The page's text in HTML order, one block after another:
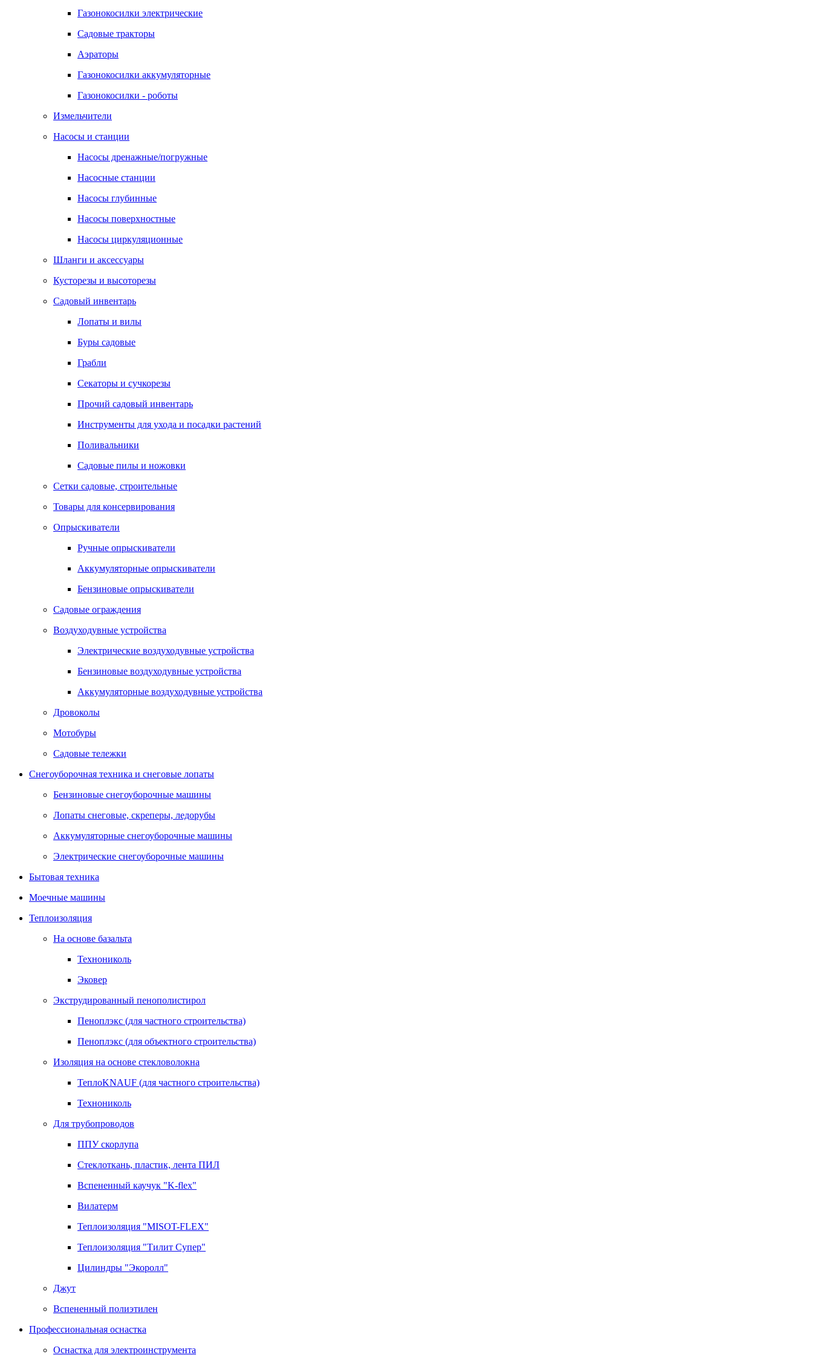
Газонокосилки электрические
Садовые тракторы
Аэраторы
Газонокосилки аккумуляторные
Газонокосилки - роботы
Измельчители
Насосы и станции
Насосы дренажные/погружные
Насосные станции
Насосы глубинные
Насосы поверхностные
Насосы циркуляционные
Шланги и аксессуары
Кусторезы и высоторезы
Садовый инвентарь
Лопаты и вилы
Буры садовые
Грабли
Секаторы и сучкорезы
Прочий садовый инвентарь
Инструменты для ухода и посадки растений
Поливальники
Садовые пилы и ножовки
Сетки садовые, строительные
Товары для консервирования
Опрыскиватели
Ручные опрыскиватели
Аккумуляторные опрыскиватели
Бензиновые опрыскиватели
Садовые ограждения
Воздуходувные устройства
Электрические воздуходувные устройства
Бензиновые воздуходувные устройства
Аккумуляторные воздуходувные устройства
Дровоколы
Мотобуры
Садовые тележки
Снегоуборочная техника и снеговые лопаты
Бензиновые снегоуборочные машины
Лопаты снеговые, скреперы, ледорубы
Аккумуляторные снегоуборочные машины
Электрические снегоуборочные машины
Бытовая техника
Моечные машины
Теплоизоляция
На основе базальта
Технониколь
Эковер
Экструдированный пенополистирол
Пеноплэкс (для частного строительства)
Пеноплэкс (для объектного строительства)
Изоляция на основе стекловолокна
ТеплоKNAUF (для частного строительства)
Технониколь
Для трубопроводов
ППУ скорлупа
Стеклоткань, пластик, лента ПИЛ
Вспененный каучук "K-flex"
Вилатерм
Теплоизоляция "MISOT-FLEX"
Теплоизоляция "Тилит Супер"
Цилиндры "Экоролл"
Джут
Вспененный полиэтилен
Профессиональная оснастка
Оснастка для электроинструмента